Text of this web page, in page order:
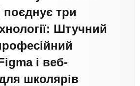
поєднує три
Штучний
і веб-
школярів